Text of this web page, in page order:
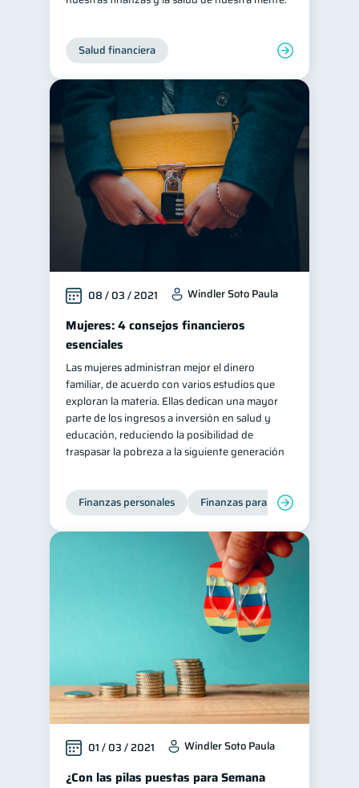
Salud financiera
08 / 03 / 2021 Windler Soto Paula
Mujeres: 4 consejos financieros
esenciales
Las mujeres administran mejor el dinero
familiar, de acuerdo con varios estudios que
exploran la materia. Ellas dedican una mayor
parte de los ingresos a inversión en salud y
educación, reduciendo la posibilidad de
traspasar la pobreza a la siguiente generación
Finanzas personales Finanzas para mujeres
01 / 03 / 2021 Windler Soto Paula
¿Con las pilas puestas para Semana